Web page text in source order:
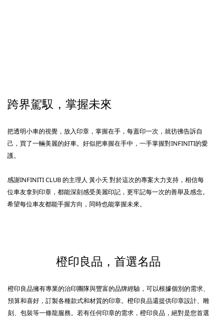
跨界駕馭，掌握未來
把透明小車的視覺，放入印章，掌握在手，每蓋印一次，就彷彿告訴自
己，買了一輛美麗的好車。好似把車握在手中，一手掌握對INFINITI的愛
護。
感謝INFINITI CLUB 的主理人 黃小天 對於這次的專案大力支持，相信每
位車友拿到印章，都能深刻感受美麗印記，更牢記每一次的善舉及感念。
希望每位車友都能手握方向，同時也能掌握未來。
橙印良品，首選名品
橙印良品擁有專業的治印團隊與豐富的品牌經驗，可以根據個別的需求、
預算和喜好，訂製各種款式和材質的印章。橙印良品還提供印章設計、雕
刻、包裝等一條龍服務。若有任何印章的需求，橙印良品，絕對是您首選